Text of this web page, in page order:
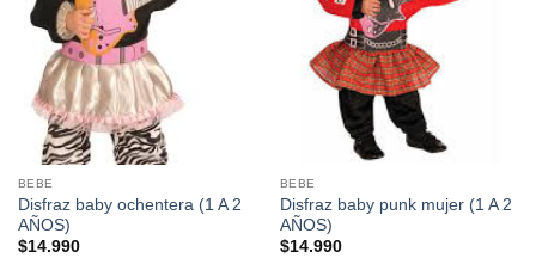
BEBE
Disfraz baby ochentera (1 A 2
AÑOS)
$14.990
BEBE
Disfraz baby punk mujer (1 A 2
AÑOS)
$14.990